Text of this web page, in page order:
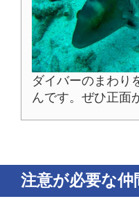
ダイバーのまわり
んです。ぜひ正面
注意が必要な仲